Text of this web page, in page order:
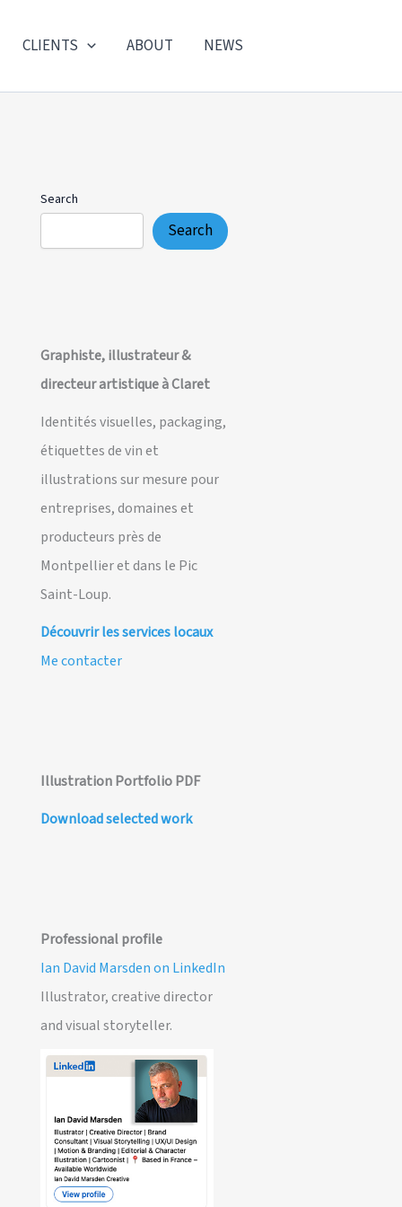
CLIENTS ABOUT NEWS
Search
Search
Graphiste, illustrateur &
directeur artistique à Claret
Identités visuelles, packaging,
étiquettes de vin et
illustrations sur mesure pour
entreprises, domaines et
producteurs près de
Montpellier et dans le Pic
Saint-Loup.
Découvrir les services locaux
Me contacter
Illustration Portfolio PDF
Download selected work
Professional profile
Ian David Marsden on LinkedIn
Illustrator, creative director
and visual storyteller.